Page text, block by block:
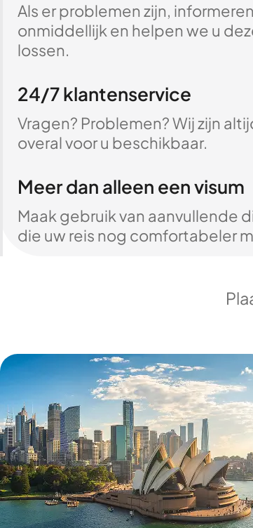
Als er problemen zijn,
onmiddellijk en helpen we u
lossen.
24/7 klantenservice
Vragen? Problemen? Wij zijn
overal voor u beschikbaar.
Meer dan alleen een visum
Maak gebruik van aanvullende
die uw reis nog comfortabeler